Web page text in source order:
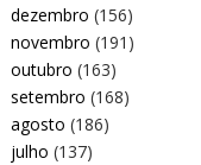
dezembro (156)
novembro (191)
outubro (163)
setembro (168)
agosto (186)
julho (137)